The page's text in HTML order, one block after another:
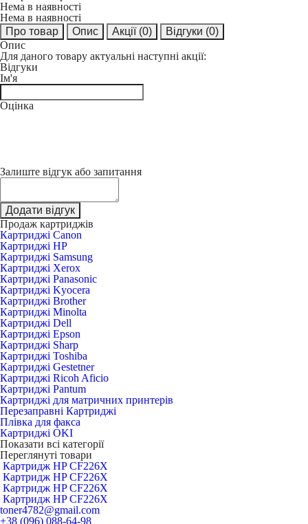
Нема в наявності
Нема в наявності
Про товар
Опис Акції (0) Відгуки (0)
Опис
Для даного товару актуальні наступні акції:
Відгуки
Ім'я
Оцінка
Залиште відгук або запитання
Додати відгук
Продаж картриджів
Картриджі Canon
Картриджі HP
Картриджі Samsung
Картриджі Xerox
Картриджі Panasonic
Картриджі Kyocera
Картриджі Brother
Картриджі Minolta
Картриджі Dell
Картриджі Epson
Картриджі Sharp
Картриджі Toshiba
Картриджі Gestetner
Картриджі Ricoh Aficio
Картриджі Pantum
Картриджі для матричних принтерів
Перезаправні Картриджі
Плівка для факса
Картриджі OKI
Показати всі категорії
Переглянуті товари
Картридж HP CF226X
Картридж HP CF226X
Картридж HP CF226X
Картридж HP CF226X
toner4782@gmail.com
+38 (096) 088-64-98